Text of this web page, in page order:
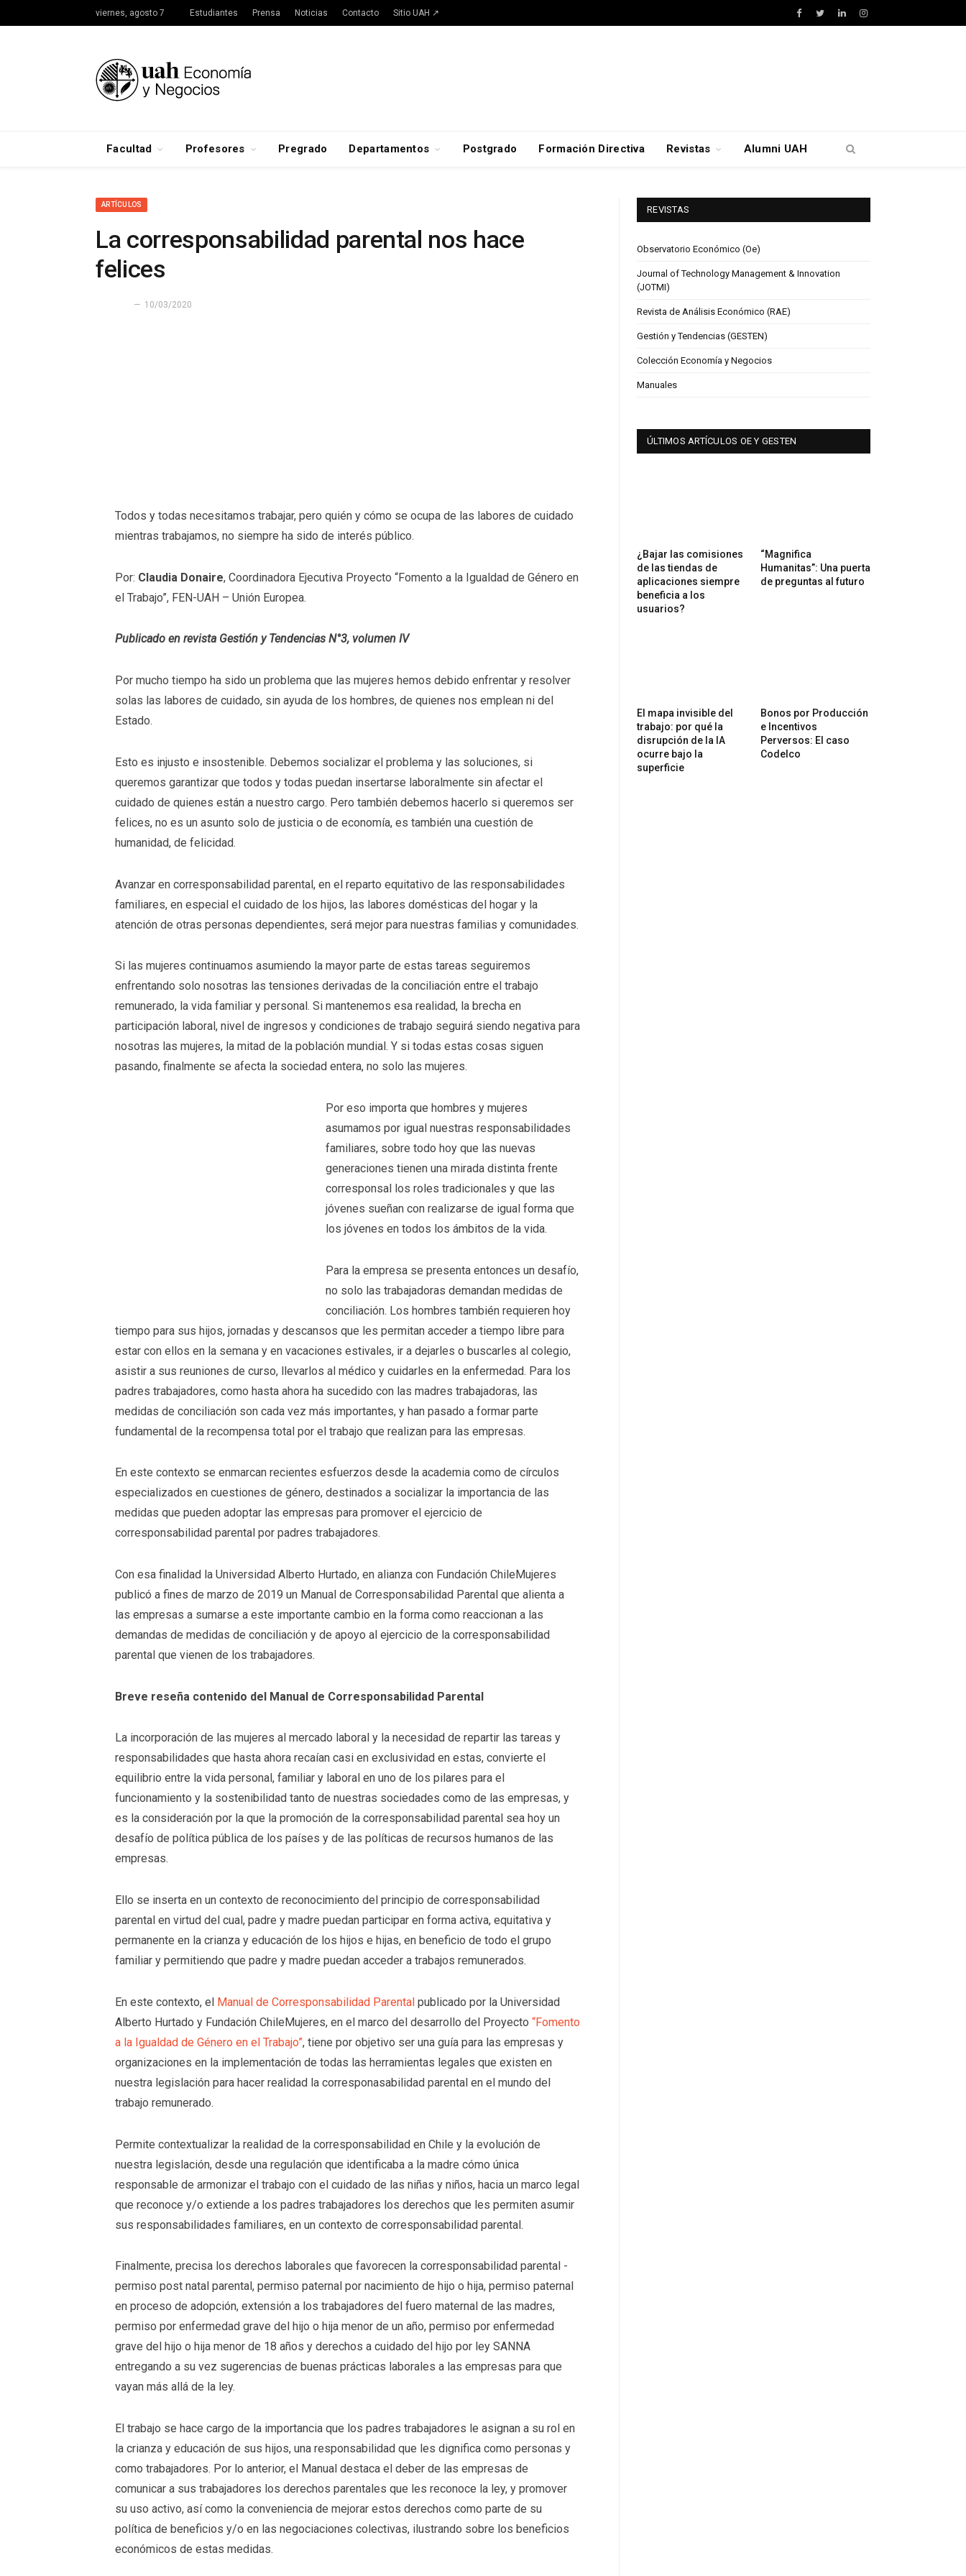
viernes, agosto 7 Estudiantes Prensa Noticias Contacto Sitio UAH ↗ Facebook
TwitterLinkedInInstagram
Facultad Profesores Pregrado Departamentos Postgrado Formación Directiva Revistas Alumni UAH
ARTÍCULOS
La corresponsabilidad parental nos hace
felices
10/03/2020
Todos y todas necesitamos trabajar, pero quién y cómo se ocupa de las labores de cuidado
mientras trabajamos, no siempre ha sido de interés público.
Por: Claudia Donaire, Coordinadora Ejecutiva Proyecto “Fomento a la Igualdad de Género en
el Trabajo”, FEN-UAH – Unión Europea.
Publicado en revista Gestión y Tendencias N°3, volumen IV
Por mucho tiempo ha sido un problema que las mujeres hemos debido enfrentar y resolver
solas las labores de cuidado, sin ayuda de los hombres, de quienes nos emplean ni del
Estado.
Esto es injusto e insostenible. Debemos socializar el problema y las soluciones, si
queremos garantizar que todos y todas puedan insertarse laboralmente sin afectar el
cuidado de quienes están a nuestro cargo. Pero también debemos hacerlo si queremos ser
felices, no es un asunto solo de justicia o de economía, es también una cuestión de
humanidad, de felicidad.
Avanzar en corresponsabilidad parental, en el reparto equitativo de las responsabilidades
familiares, en especial el cuidado de los hijos, las labores domésticas del hogar y la
atención de otras personas dependientes, será mejor para nuestras familias y comunidades.
Si las mujeres continuamos asumiendo la mayor parte de estas tareas seguiremos
enfrentando solo nosotras las tensiones derivadas de la conciliación entre el trabajo
remunerado, la vida familiar y personal. Si mantenemos esa realidad, la brecha en
participación laboral, nivel de ingresos y condiciones de trabajo seguirá siendo negativa para
nosotras las mujeres, la mitad de la población mundial. Y si todas estas cosas siguen
pasando, finalmente se afecta la sociedad entera, no solo las mujeres.
Por eso importa que hombres y mujeres
asumamos por igual nuestras responsabilidades
familiares, sobre todo hoy que las nuevas
generaciones tienen una mirada distinta frente
corresponsal los roles tradicionales y que las
jóvenes sueñan con realizarse de igual forma que
los jóvenes en todos los ámbitos de la vida.
Para la empresa se presenta entonces un desafío,
no solo las trabajadoras demandan medidas de
conciliación. Los hombres también requieren hoy
tiempo para sus hijos, jornadas y descansos que les permitan acceder a tiempo libre para
estar con ellos en la semana y en vacaciones estivales, ir a dejarles o buscarles al colegio,
asistir a sus reuniones de curso, llevarlos al médico y cuidarles en la enfermedad. Para los
padres trabajadores, como hasta ahora ha sucedido con las madres trabajadoras, las
medidas de conciliación son cada vez más importantes, y han pasado a formar parte
fundamental de la recompensa total por el trabajo que realizan para las empresas.
En este contexto se enmarcan recientes esfuerzos desde la academia como de círculos
especializados en cuestiones de género, destinados a socializar la importancia de las
medidas que pueden adoptar las empresas para promover el ejercicio de
corresponsabilidad parental por padres trabajadores.
Con esa finalidad la Universidad Alberto Hurtado, en alianza con Fundación ChileMujeres
publicó a fines de marzo de 2019 un Manual de Corresponsabilidad Parental que alienta a
las empresas a sumarse a este importante cambio en la forma como reaccionan a las
demandas de medidas de conciliación y de apoyo al ejercicio de la corresponsabilidad
parental que vienen de los trabajadores.
Breve reseña contenido del Manual de Corresponsabilidad Parental
La incorporación de las mujeres al mercado laboral y la necesidad de repartir las tareas y
responsabilidades que hasta ahora recaían casi en exclusividad en estas, convierte el
equilibrio entre la vida personal, familiar y laboral en uno de los pilares para el
funcionamiento y la sostenibilidad tanto de nuestras sociedades como de las empresas, y
es la consideración por la que la promoción de la corresponsabilidad parental sea hoy un
desafío de política pública de los países y de las políticas de recursos humanos de las
empresas.
Ello se inserta en un contexto de reconocimiento del principio de corresponsabilidad
parental en virtud del cual, padre y madre puedan participar en forma activa, equitativa y
permanente en la crianza y educación de los hijos e hijas, en beneficio de todo el grupo
familiar y permitiendo que padre y madre puedan acceder a trabajos remunerados.
En este contexto, el Manual de Corresponsabilidad Parental publicado por la Universidad
Alberto Hurtado y Fundación ChileMujeres, en el marco del desarrollo del Proyecto “Fomento
a la Igualdad de Género en el Trabajo”, tiene por objetivo ser una guía para las empresas y
organizaciones en la implementación de todas las herramientas legales que existen en
nuestra legislación para hacer realidad la corresponasabilidad parental en el mundo del
trabajo remunerado.
Permite contextualizar la realidad de la corresponsabilidad en Chile y la evolución de
nuestra legislación, desde una regulación que identificaba a la madre cómo única
responsable de armonizar el trabajo con el cuidado de las niñas y niños, hacia un marco legal
que reconoce y/o extiende a los padres trabajadores los derechos que les permiten asumir
sus responsabilidades familiares, en un contexto de corresponsabilidad parental.
Finalmente, precisa los derechos laborales que favorecen la corresponsabilidad parental -
permiso post natal parental, permiso paternal por nacimiento de hijo o hija, permiso paternal
en proceso de adopción, extensión a los trabajadores del fuero maternal de las madres,
permiso por enfermedad grave del hijo o hija menor de un año, permiso por enfermedad
grave del hijo o hija menor de 18 años y derechos a cuidado del hijo por ley SANNA
entregando a su vez sugerencias de buenas prácticas laborales a las empresas para que
vayan más allá de la ley.
El trabajo se hace cargo de la importancia que los padres trabajadores le asignan a su rol en
la crianza y educación de sus hijos, una responsabilidad que les dignifica como personas y
como trabajadores. Por lo anterior, el Manual destaca el deber de las empresas de
comunicar a sus trabajadores los derechos parentales que les reconoce la ley, y promover
su uso activo, así como la conveniencia de mejorar estos derechos como parte de su
política de beneficios y/o en las negociaciones colectivas, ilustrando sobre los beneficios
económicos de estas medidas.
REVISTAS
Observatorio Económico (Oe)
Journal of Technology Management & Innovation
(JOTMI)
Revista de Análisis Económico (RAE)
Gestión y Tendencias (GESTEN)
Colección Economía y Negocios
Manuales
ÚLTIMOS ARTÍCULOS OE Y GESTEN
¿Bajar las comisiones
de las tiendas de
aplicaciones siempre
beneficia a los
usuarios?
“Magnifica
Humanitas”: Una puerta
de preguntas al futuro
El mapa invisible del
trabajo: por qué la
disrupción de la IA
ocurre bajo la
superficie
Bonos por Producción
e Incentivos
Perversos: El caso
Codelco